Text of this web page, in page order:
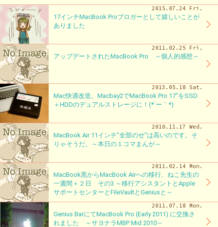
2015.07.24 Fri.
17インチMacBook Proブロガーとして嬉しいことが
ありました
2011.02.25 Fri.
アップデートされたMacBook Pro ～個人的感想～
2013.05.18 Sat.
Mac快適改造。Macbay2でMacBook Pro 17″をSSD
＋HDDのデュアルストレージに！(*´ー｀*)
2010.11.17 Wed.
MacBook Air 11インチ”全部のせ”は高いのです。そ
りゃそうだ。～本日の１コマまんが～
2011.02.14 Mon.
MacBook黒からMacBook Airへの移行、ねこ先生の
一週間＋２日 その3 ～移行アシスタントとApple
サポートセンターとFileVaultとGeniusと～
2011.07.18 Mon.
Genius BarにてMacBook Pro (Early 2011) に交換さ
れました ～サヨナラMBP Mid 2010～